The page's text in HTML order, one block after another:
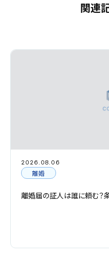
関連
2026.08.06
離婚
離婚届の証人は誰に頼む？